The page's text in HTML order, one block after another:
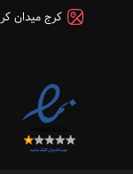
کرج میدان